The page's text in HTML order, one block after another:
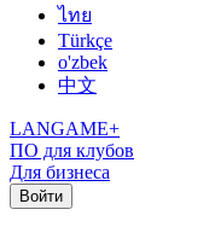
ไทย
Türkçe
o'zbek
中文
LANGAME+
ПО для клубов
Для бизнеса
Войти